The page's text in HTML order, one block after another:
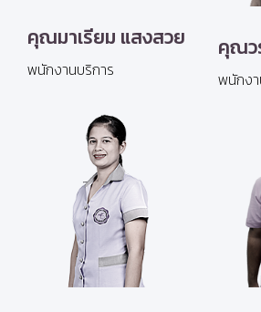
คุณมาเรียม แสงสวย
พนักงานบริการ
คุณว
พนักง